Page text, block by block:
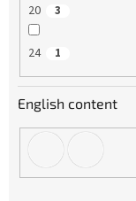
20 3
24 1
English content